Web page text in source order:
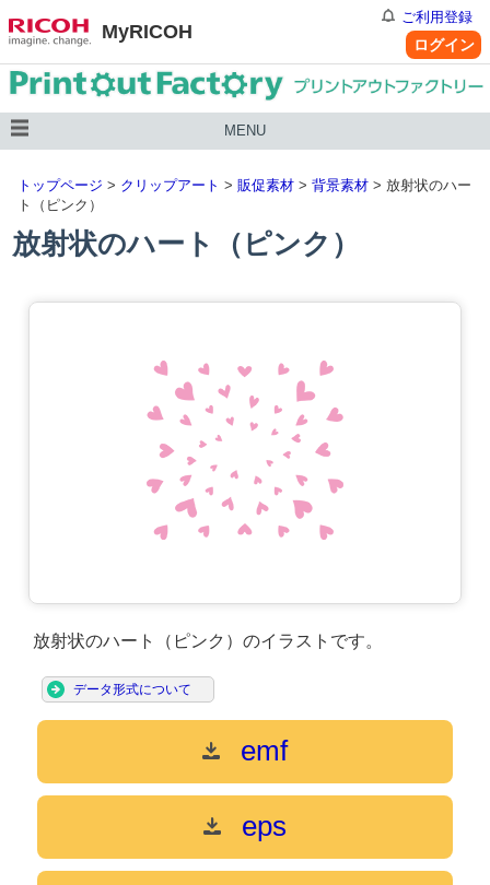
MyRICOH
ご利用登録
ログイン
MENU
トップページ > クリップアート > 販促素材 > 背景素材 > 放射状のハー
ト（ピンク）
放射状のハート（ピンク）
放射状のハート（ピンク）のイラストです。
データ形式について
emf
eps